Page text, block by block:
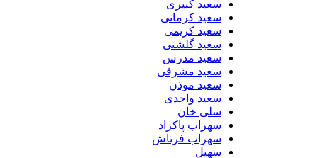
سعید کبیری
سعید کرمانی
سعید کریمی
سعید گلشنی
سعید مدرس
سعید مشرقی
سعید موذن
سعید واحدی
سلی خان
سهراب پاکزاد
سهراب فرتاش